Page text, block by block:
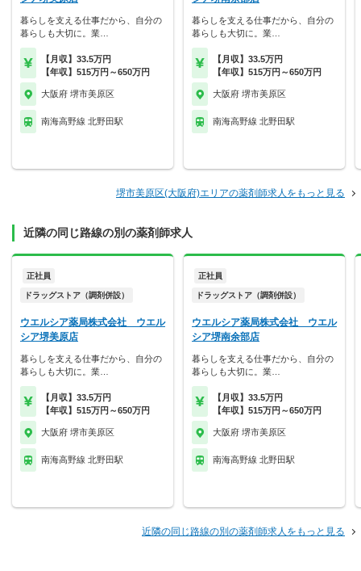
暮らしを支える仕事だから、自分の
暮らしも大切に。業…
【月収】33.5万円
【年収】515万円～650万円
大阪府 堺市美原区
南海高野線 北野田駅
暮らしを支える仕事だから、自分の
暮らしも大切に。業…
【月収】33.5万円
【年収】515万円～650万円
大阪府 堺市美原区
南海高野線 北野田駅
堺市美原区(大阪府)エリアの薬剤師求人をもっと見る
近隣の同じ路線の別の薬剤師求人
正社員
ドラッグストア（調剤併設）
ウエルシア薬局株式会社 ウエル
シア堺美原店
暮らしを支える仕事だから、自分の
暮らしも大切に。業…
【月収】33.5万円
【年収】515万円～650万円
大阪府 堺市美原区
南海高野線 北野田駅
正社員
ドラッグストア（調剤併設）
ウエルシア薬局株式会社 ウエル
シア堺南余部店
暮らしを支える仕事だから、自分の
暮らしも大切に。業…
【月収】33.5万円
【年収】515万円～650万円
大阪府 堺市美原区
南海高野線 北野田駅
近隣の同じ路線の別の薬剤師求人をもっと見る